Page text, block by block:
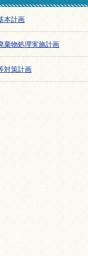
本計画
棄物処理実施計画
対策計画